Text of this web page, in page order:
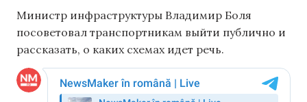
Министр инфраструктуры Владимир Боля
посоветовал транспортникам выйти публично и
рассказать, о каких схемах идет речь.